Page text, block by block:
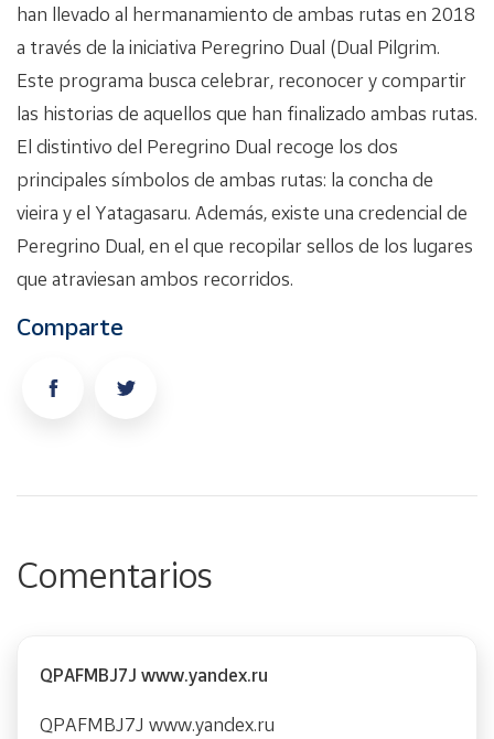
han llevado al hermanamiento de ambas rutas en 2018
a través de la iniciativa Peregrino Dual (Dual Pilgrim.
Este programa busca celebrar, reconocer y compartir
las historias de aquellos que han finalizado ambas rutas.
El distintivo del Peregrino Dual recoge los dos
principales símbolos de ambas rutas: la concha de
vieira y el Yatagasaru. Además, existe una credencial de
Peregrino Dual, en el que recopilar sellos de los lugares
que atraviesan ambos recorridos.
Comparte
Comentarios
QPAFMBJ7J www.yandex.ru
QPAFMBJ7J www.yandex.ru